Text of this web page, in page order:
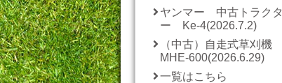
ヤンマー 中古トラクタ
ー Ke-4(2026.7.2)
（中古）自走式草刈機
MHE-600(2026.6.29)
一覧はこちら